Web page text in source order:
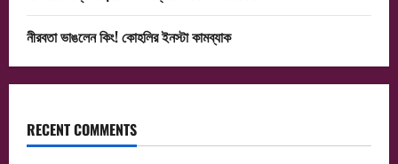
নীরবতা ভাঙলেন কিং! কোহলির ইনস্টা কামব্যাক
RECENT COMMENTS